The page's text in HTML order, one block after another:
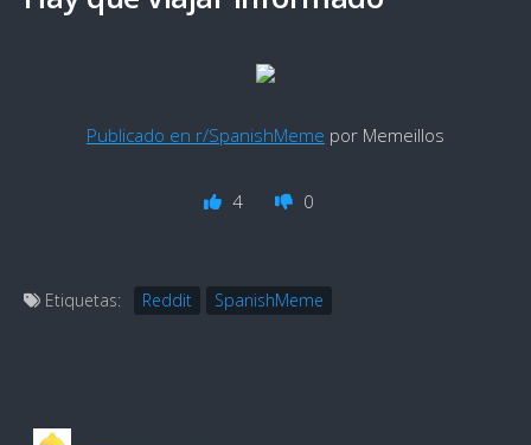
Publicado en r/SpanishMeme por Memeillos
4 0
Etiquetas: Reddit SpanishMeme